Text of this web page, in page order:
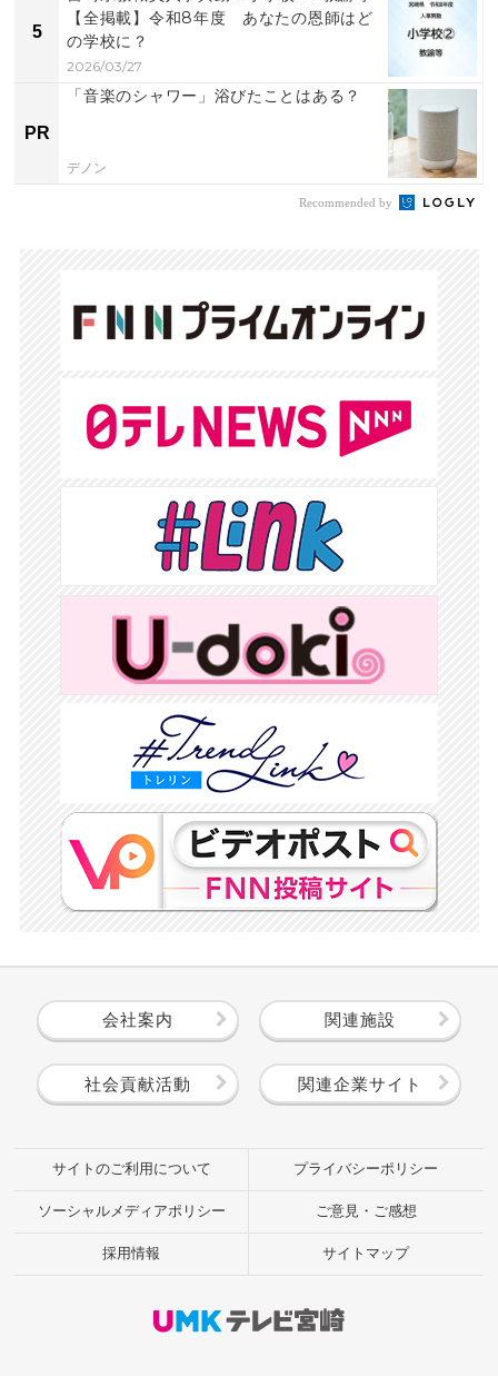
5
【全掲載】令和8年度 あなたの恩師はど
の学校に？
2026/03/27
PR
「音楽のシャワー」浴びたことはある？
デノン
Recommended by
会社案内 関連施設
社会貢献活動 関連企業サイト
サイトのご利用について プライバシーポリシー
ソーシャルメディアポリシー ご意見・ご感想
採用情報 サイトマップ